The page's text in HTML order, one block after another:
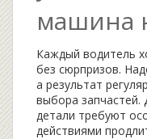
машина
Каждый водитель
без сюрпризов.
а результат
выбора запчастей.
детали требуют
действиями